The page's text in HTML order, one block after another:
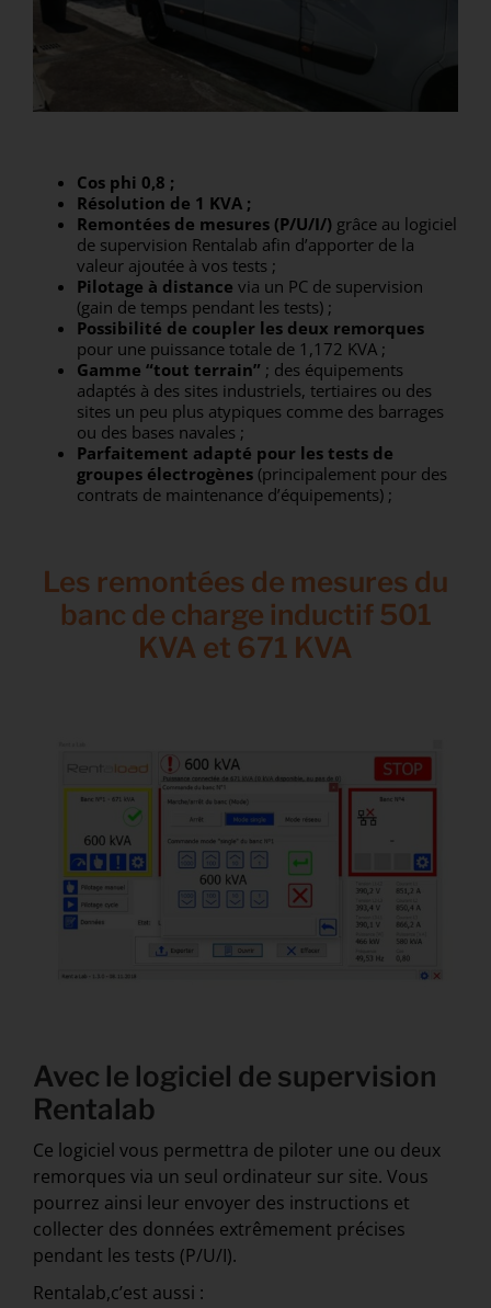
Cos phi 0,8 ;
Résolution de 1 KVA ;
Remontées de mesures (P/U/I/)grâce au logiciel
de supervision Rentalab afin d’apporter de la
valeur ajoutée à vos tests ;
Pilotage à distance via un PC de supervision
(gain de temps pendant les tests) ;
Possibilité de coupler les deux remorques
pour une puissance totale de 1,172 KVA ;
Gamme “tout terrain” ; des équipements
adaptés à des sites industriels, tertiaires ou des
sites un peu plus atypiques comme des barrages
ou des bases navales ;
Parfaitement adapté pour les tests de
groupes électrogènes (principalement pour des
contrats de maintenance d’équipements) ;
Les remontées de mesures du
banc de charge inductif 501
KVA et 671 KVA
Avec le logiciel de supervision
Rentalab
Ce logiciel vous permettra de piloter une ou deux
remorques via un seul ordinateur sur site. Vous
pourrez ainsi leur envoyer des instructions et
collecter des données extrêmement précises
pendant les tests (P/U/I).
Rentalab,c’est aussi :